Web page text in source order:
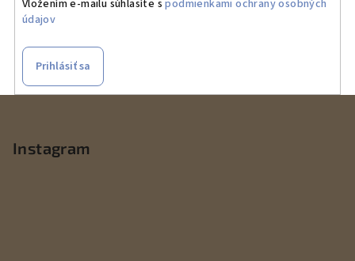
Vložením e-mailu súhlasíte spodmienkami ochrany osobných
údajov
Prihlásiť sa
Instagram